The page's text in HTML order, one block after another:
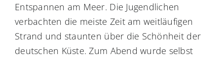
Entspannen am Meer. Die Jugendlichen
verbachten die meiste Zeit am weitläufigen
Strand und staunten über die Schönheit der
deutschen Küste. Zum Abend wurde selbst